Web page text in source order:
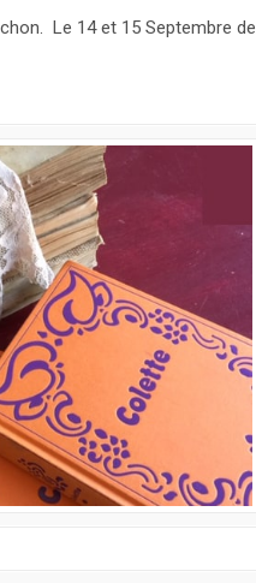
Le 14 et 15 Septembre de